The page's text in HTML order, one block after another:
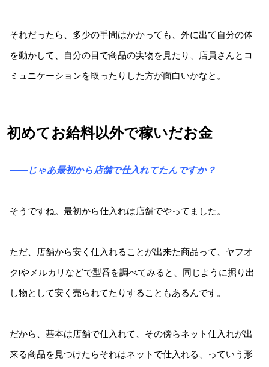
それだったら、多少の手間はかかっても、外に出て自分の体
を動かして、自分の目で商品の実物を見たり、店員さんとコ
ミュニケーションを取ったりした方が面白いかなと。
初めてお給料以外で稼いだお金
――じゃあ最初から店舗で仕入れてたんですか？
そうですね。最初から仕入れは店舗でやってました。
ただ、店舗から安く仕入れることが出来た商品って、ヤフオ
ク!やメルカリなどで型番を調べてみると、同じように掘り出
し物として安く売られてたりすることもあるんです。
だから、基本は店舗で仕入れて、その傍らネット仕入れが出
来る商品を見つけたらそれはネットで仕入れる、っていう形